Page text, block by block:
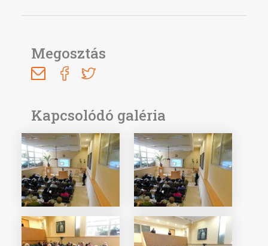
Megosztás
Kapcsolódó galéria